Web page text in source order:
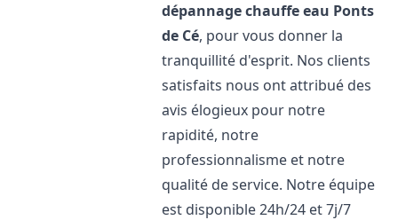
dépannage chauffe eau Ponts
de Cé, pour vous donner la
tranquillité d'esprit. Nos clients
satisfaits nous ont attribué des
avis élogieux pour notre
rapidité, notre
professionnalisme et notre
qualité de service. Notre équipe
est disponible 24h/24 et 7j/7